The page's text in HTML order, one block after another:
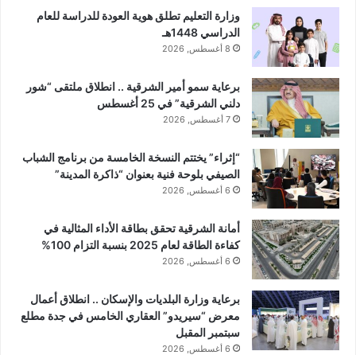
وزارة التعليم تطلق هوية العودة للدراسة للعام
الدراسي 1448هـ
8 أغسطس, 2026
برعاية سمو أمير الشرقية .. انطلاق ملتقى “شور
دلني الشرقية” في 25 أغسطس
7 أغسطس, 2026
“إثراء” يختتم النسخة الخامسة من برنامج الشباب
الصيفي بلوحة فنية بعنوان “ذاكرة المدينة”
6 أغسطس, 2026
أمانة الشرقية تحقق بطاقة الأداء المثالية في
كفاءة الطاقة لعام 2025 بنسبة التزام 100%
6 أغسطس, 2026
برعاية وزارة البلديات والإسكان .. انطلاق أعمال
معرض “سيريدو” العقاري الخامس في جدة مطلع
سبتمبر المقبل
6 أغسطس, 2026